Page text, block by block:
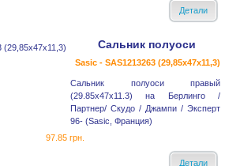
Детали
Сальник полуоси
Sasic - SAS1213263 (29,85x47x11,3)
Сальник полуоси правый
(29.85x47x11.3) на Берлинго /
Партнер/ Скудо / Джампи / Эксперт
96- (Sasic, Франция)
97.85 грн.
Детали